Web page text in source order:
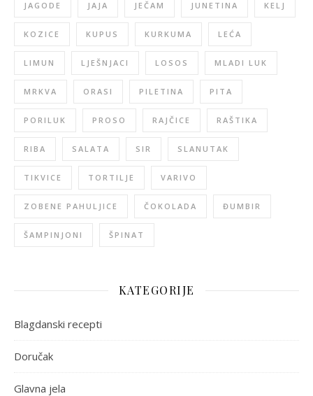
JAGODE JAJA JEČAM JUNETINA KELJ
KOZICE KUPUS KURKUMA LEĆA
LIMUN LJEŠNJACI LOSOS MLADI LUK
MRKVA ORASI PILETINA PITA
PORILUK PROSO RAJČICE RAŠTIKA
RIBA SALATA SIR SLANUTAK
TIKVICE TORTILJE VARIVO
ZOBENE PAHULJICE ČOKOLADA ĐUMBIR
ŠAMPINJONI ŠPINAT
KATEGORIJE
Blagdanski recepti
Doručak
Glavna jela